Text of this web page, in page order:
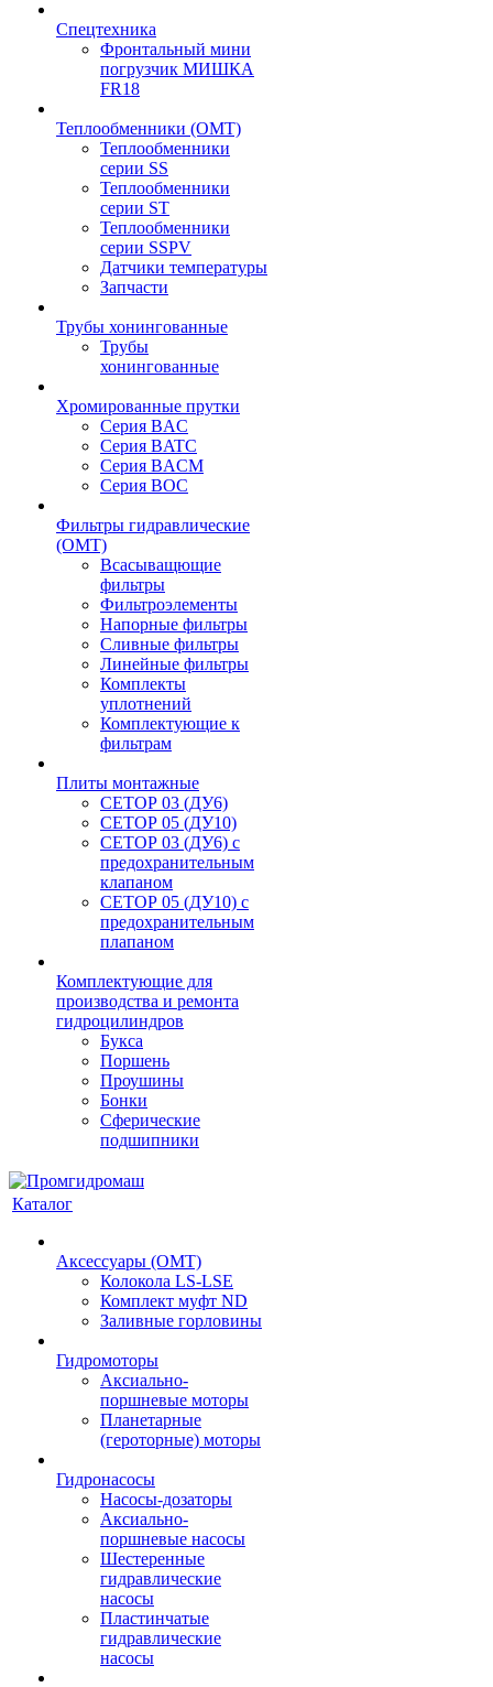
Спецтехника
Фронтальный мини
погрузчик МИШКА
FR18
Теплообменники (OMT)
Теплообменники
серии SS
Теплообменники
серии ST
Теплообменники
серии SSPV
Датчики температуры
Запчасти
Трубы хонингованные
Трубы
хонингованные
Хромированные прутки
Серия BAC
Серия BATC
Серия BACM
Серия BOC
Фильтры гидравлические
(OMT)
Всасыващющие
фильтры
Фильтроэлементы
Напорные фильтры
Сливные фильтры
Линейные фильтры
Комплекты
уплотнений
Комплектующие к
фильтрам
Плиты монтажные
CЕТОР 03 (ДУ6)
CЕТОР 05 (ДУ10)
CЕТОР 03 (ДУ6) с
предохранительным
клапаном
CЕТОР 05 (ДУ10) с
предохранительным
плапаном
Комплектующие для
производства и ремонта
гидроцилиндров
Букса
Поршень
Проушины
Бонки
Сферические
подшипники
Каталог
Аксессуары (OMT)
Колокола LS-LSE
Комплект муфт ND
Заливные горловины
Гидромоторы
Аксиально-
поршневые моторы
Планетарные
(героторные) моторы
Гидронасосы
Насосы-дозаторы
Аксиально-
поршневые насосы
Шестеренные
гидравлические
насосы
Пластинчатые
гидравлические
насосы